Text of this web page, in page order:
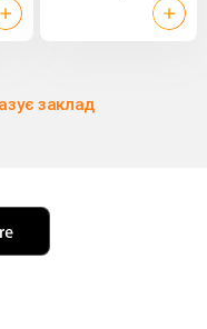
заклад